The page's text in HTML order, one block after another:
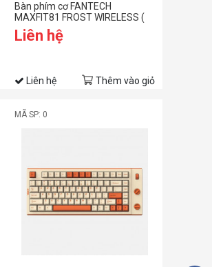
Bàn phím cơ FANTECH
MAXFIT81 FROST WIRELESS (
RED )
Liên hệ
Liên hệ Thêm vào giỏ
MÃ SP: 0